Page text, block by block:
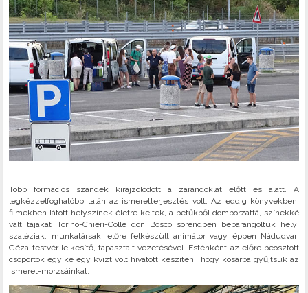
Több formációs szándék kirajzolódott a zarándoklat előtt és alatt. A
legkézzelfoghatóbb talán az ismeretterjesztés volt. Az eddig könyvekben,
filmekben látott helyszínek életre keltek, a betűkből domborzattá, színekké
vált tájakat Torino-Chieri-Colle don Bosco sorendben bebarangoltuk helyi
szaléziak, munkatársak, előre felkészült animátor vagy éppen Nádudvari
Géza testvér lelkesítő, tapasztalt vezetésével. Esténként az előre beosztott
csoportok egyike egy kvízt volt hivatott készíteni, hogy kosárba gyűjtsük az
ismeret-morzsáinkat.